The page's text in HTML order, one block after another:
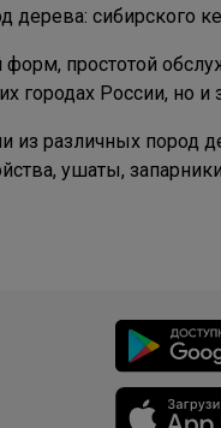
сибирского
простотой
городах России, но и
различных пород
ушаты,